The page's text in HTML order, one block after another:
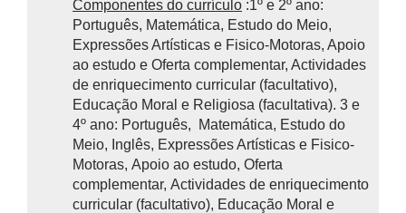
Componentes do currículo :1º e 2º ano:
Português, Matemática, Estudo do Meio,
Expressões Artísticas e Fisico-Motoras, Apoio
ao estudo e Oferta complementar, Actividades
de enriquecimento curricular (facultativo),
Educação Moral e Religiosa (facultativa). 3 e
4º ano: Português, Matemática, Estudo do
Meio, Inglês, Expressões Artísticas e Fisico-
Motoras, Apoio ao estudo, Oferta
complementar, Actividades de enriquecimento
curricular (facultativo), Educação Moral e